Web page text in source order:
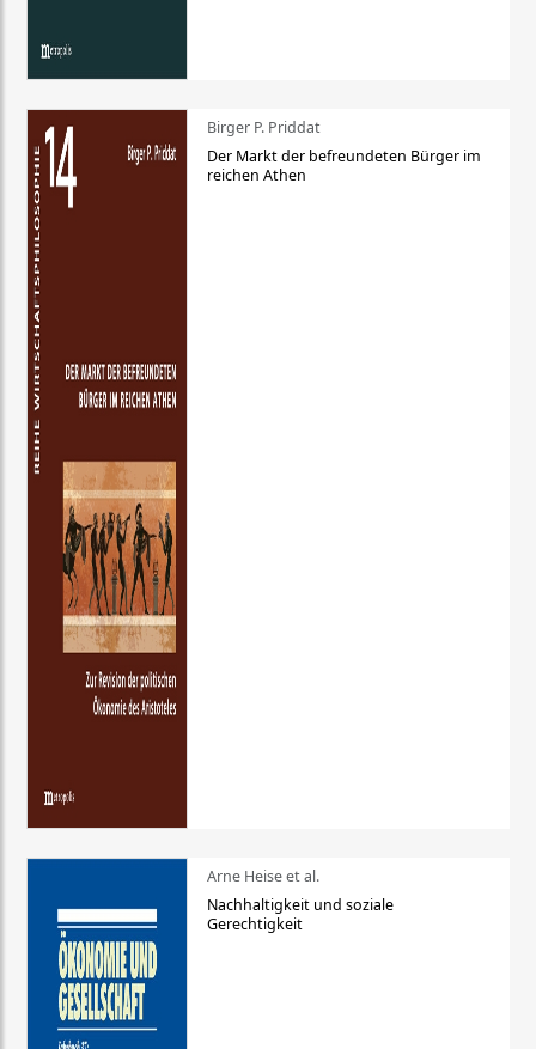
Birger P. Priddat
Der Markt der befreundeten Bürger im
reichen Athen
Arne Heise et al.
Nachhaltigkeit und soziale
Gerechtigkeit